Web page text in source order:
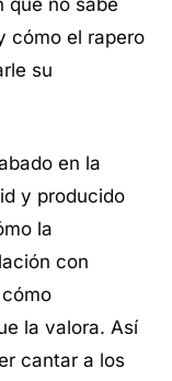
cómo el rapero
su
en la
y producido
la
con
la valora. Así
cantar a los